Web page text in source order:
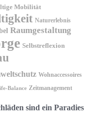
Mobilität
Naturerlebnis
Raumgestaltung
Selbstreflexion
Wohnaccessoires
Balance Zeitmanagement
sind ein Paradies